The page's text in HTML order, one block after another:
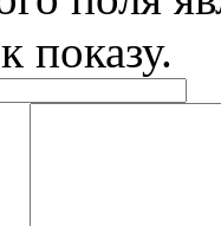
показу.